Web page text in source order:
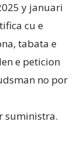
y januari
cu e
tabata e
e peticion
no por
suministra.